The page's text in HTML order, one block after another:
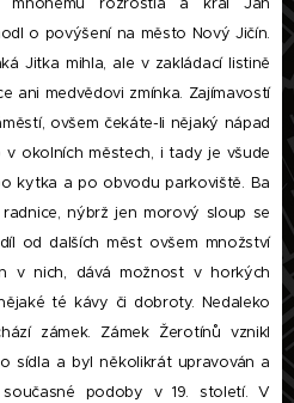
o povýšení na město Nový Jičín.
Jitka mihla, ale v zakládací listině
ani medvědovi zmínka. Zajímavostí
ovšem čekáte-li nějaký nápad
v okolních městech, i tady je všude
kytka a po obvodu parkoviště. Ba
nýbrž jen morový sloup se
od dalších měst ovšem množství
v nich, dává možnost v horkých
té kávy či dobroty. Nedaleko
zámek. Zámek Žerotínů vznikl
sídla a byl několikrát upravován a
podoby v 19. století. V